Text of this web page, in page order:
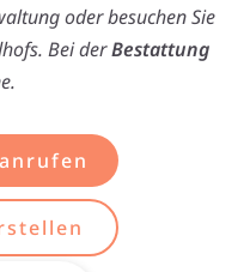
oder besuchen Sie
Bei derBestattung